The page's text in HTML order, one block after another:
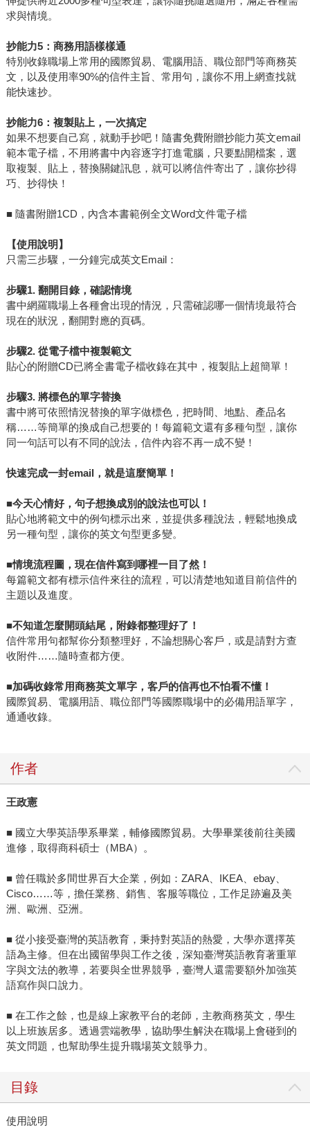
求與情境。
抄能力5：商務用語樣樣通
特別收錄職場上常用的國際貿易、電腦用語、職位部門等商務英
文，以及使用率90%的信件主旨、常用句，讓你不用上網查找就
能快速抄。
抄能力6：複製貼上，一次搞定
如果不想要自己寫，就動手抄吧！隨書免費附贈抄能力英文email
範本電子檔，不用將書中內容逐字打進電腦，只要點開檔案，選
取複製、貼上，替換關鍵訊息，就可以將信件寄出了，讓你抄得
巧、抄得快！
■ 隨書附贈1CD，內含本書範例全文Word文件電子檔
【使用說明】
只需三步驟，一分鐘完成英文Email：
步驟1. 翻開目錄，確認情境
書中網羅職場上各種會出現的情況，只需確認哪一個情境最符合
現在的狀況，翻開對應的頁碼。
步驟2. 從電子檔中複製範文
貼心的附贈CD已將全書電子檔收錄在其中，複製貼上超簡單！
步驟3. 將標色的單字替換
書中將可依照情況替換的單字做標色，把時間、地點、產品名
稱……等簡單的換成自己想要的！每篇範文還有多種句型，讓你
同一句話可以有不同的說法，信件內容不再一成不變！
快速完成一封email，就是這麼簡單！
■今天心情好，句子想換成別的說法也可以！
貼心地將範文中的例句標示出來，並提供多種說法，輕鬆地換成
另一種句型，讓你的英文句型更多變。
■情境流程圖，現在信件寫到哪裡一目了然！
每篇範文都有標示信件來往的流程，可以清楚地知道目前信件的
主題以及進度。
■不知道怎麼開頭結尾，附錄都整理好了！
信件常用句都幫你分類整理好，不論想關心客戶，或是請對方查
收附件……隨時查都方便。
■加碼收錄常用商務英文單字，客戶的信再也不怕看不懂！
國際貿易、電腦用語、職位部門等國際職場中的必備用語單字，
通通收錄。
作者
王政憲
■ 國立大學英語學系畢業，輔修國際貿易。大學畢業後前往美國
進修，取得商科碩士（MBA）。
■ 曾任職於多間世界百大企業，例如：ZARA、IKEA、ebay、
Cisco……等，擔任業務、銷售、客服等職位，工作足跡遍及美
洲、歐洲、亞洲。
■ 從小接受臺灣的英語教育，秉持對英語的熱愛，大學亦選擇英
語為主修。但在出國留學與工作之後，深知臺灣英語教育著重單
字與文法的教導，若要與全世界競爭，臺灣人還需要額外加強英
語寫作與口說力。
■ 在工作之餘，也是線上家教平台的老師，主教商務英文，學生
以上班族居多。透過雲端教學，協助學生解決在職場上會碰到的
英文問題，也幫助學生提升職場英文競爭力。
目錄
使用說明